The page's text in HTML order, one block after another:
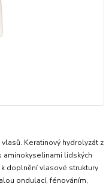
Keratinový hydrolyzát z
aminokyselinami lidských
k doplnění vlasové struktury
ondulací, fénováním,